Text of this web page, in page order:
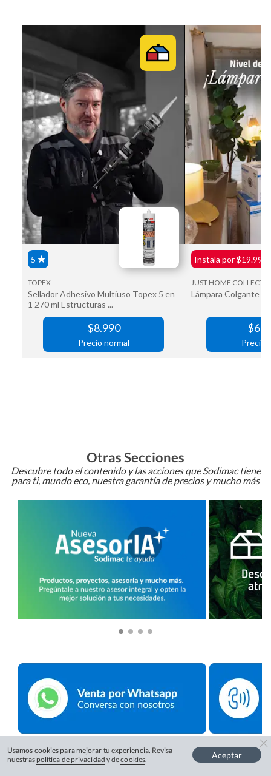
Otras Secciones
Descubre todo el contenido y las acciones que Sodimac tiene
para ti, mundo eco, nuestra garantía de precios y mucho más
Usamos cookies para mejorar tu experiencia. Revisa
nuestras política de privacidad y decookies. Aceptar